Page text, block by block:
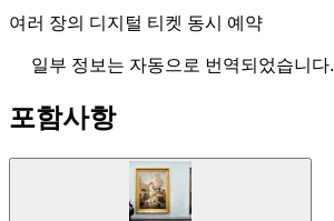
여러 장의 디지털 티켓 동시 예약
일부 정보는 자동으로 번역되었습니다.
포함사항